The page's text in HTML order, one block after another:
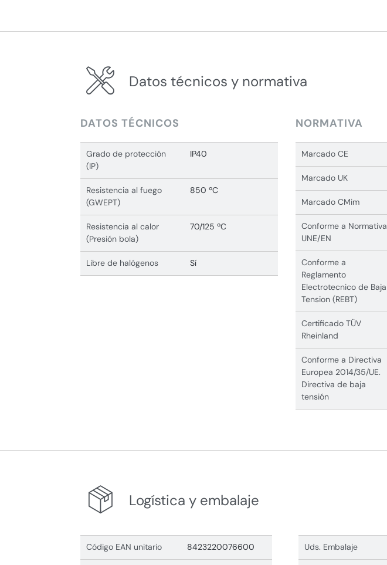
Datos técnicos y normativa
DATOS TÉCNICOS
Grado de protección
(IP)
IP40
Resistencia al fuego
(GWEPT)
850 ºC
Resistencia al calor
(Presión bola)
70/125 ºC
Libre de halógenos Sí
NORMATIVA
Marcado CE
Marcado UK
Marcado CMim
Conforme a Normativa
UNE/EN
Conforme a
Reglamento
Electrotecnico de Baja
Tension (REBT)
Certificado TÜV
Rheinland
Conforme a Directiva
Europea 2014/35/UE.
Directiva de baja
tensión
Logística y embalaje
Código EAN unitario 8423220076600 Uds. Embalaje